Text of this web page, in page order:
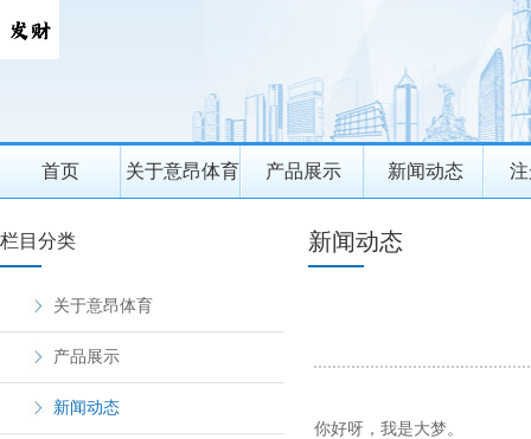
首页 关于意昂体育 产品展示 新闻动态
栏目分类
关于意昂体育
产品展示
新闻动态
新闻动态
你好呀，我是大梦。